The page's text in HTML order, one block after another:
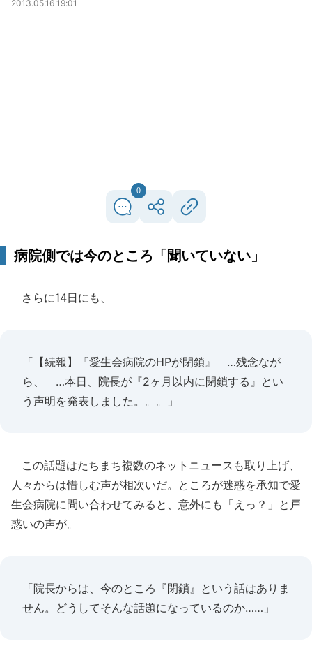
2013.05.16 19:01
0
病院側では今のところ「聞いていない」
さらに14日にも、
「【続報】『愛生会病院のHPが閉鎖』 …残念なが
ら、 …本日、院長が『2ヶ月以内に閉鎖する』とい
う声明を発表しました。。。」
この話題はたちまち複数のネットニュースも取り上げ、
人々からは惜しむ声が相次いだ。ところが迷惑を承知で愛
生会病院に問い合わせてみると、意外にも「えっ？」と戸
惑いの声が。
「院長からは、今のところ『閉鎖』という話はありま
せん。どうしてそんな話題になっているのか……」